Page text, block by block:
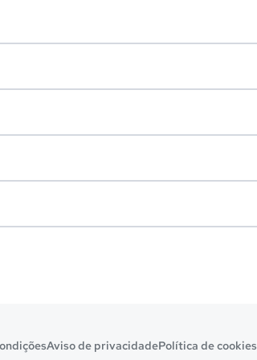
Aviso de privacidadePolítica de cookies